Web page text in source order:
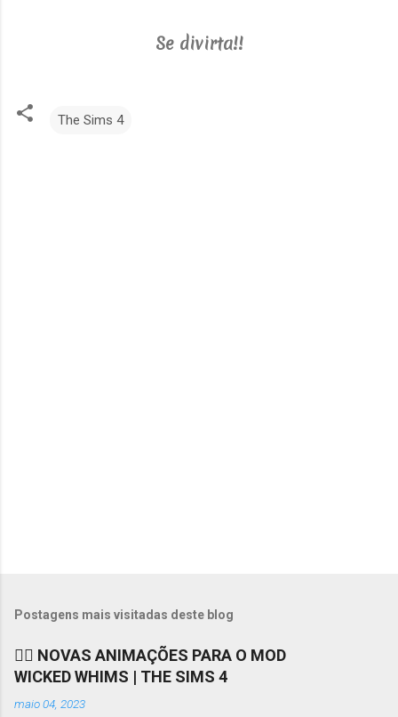
Se divirta!!
The Sims 4
Postagens mais visitadas deste blog
❤️‍🔥 NOVAS ANIMAÇÕES PARA O MOD
WICKED WHIMS | THE SIMS 4
maio 04, 2023